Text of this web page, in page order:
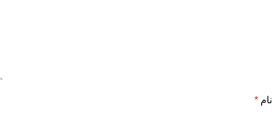
نام *